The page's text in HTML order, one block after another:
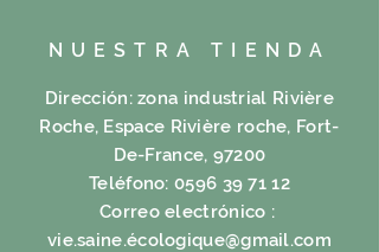
NUESTRA TIENDA
Dirección: zona industrial Rivière
Roche, Espace Rivière roche, Fort-
De-France, 97200
Teléfono:0596 39 71 12
Correo electrónico :
vie.saine.écologique@gmail.com